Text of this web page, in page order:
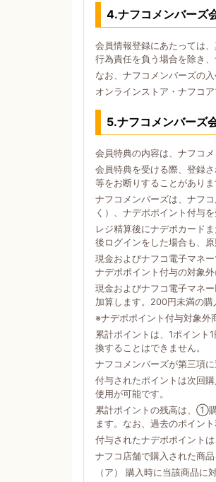
4.ナフコメンバーズ
会員情報登録にあたっては
行為責任を負う場合を除き
なお、ナフコメンバーズの
オンラインストア・ナフコ
5.ナフコメンバーズ
会員特典の内容は、ナフコ
会員特典を受ける際、登録
等をお断りすることがありま
ナフコメンバーズは、ナフ
く）、ナデポポイント付与
レジ精算後にナデポカード
後ログインをした場合も、
現金およびナフコ電子マネ
ナデポポイント付与の対象
現金およびナフコ電子マネ
加算します。200円未満の購
※ナデポポイント付与対象
累計ポイントは、1ポイント
換することはできません。
ナフコメンバーズが第三項
付与されたポイントは次回
使用が可能です。
累計ポイントの残高は、①
ます。なお、過去のポイン
付与されたナデポポイント
ナフコ店舗で購入された商
（ア） 購入時に当該商品に